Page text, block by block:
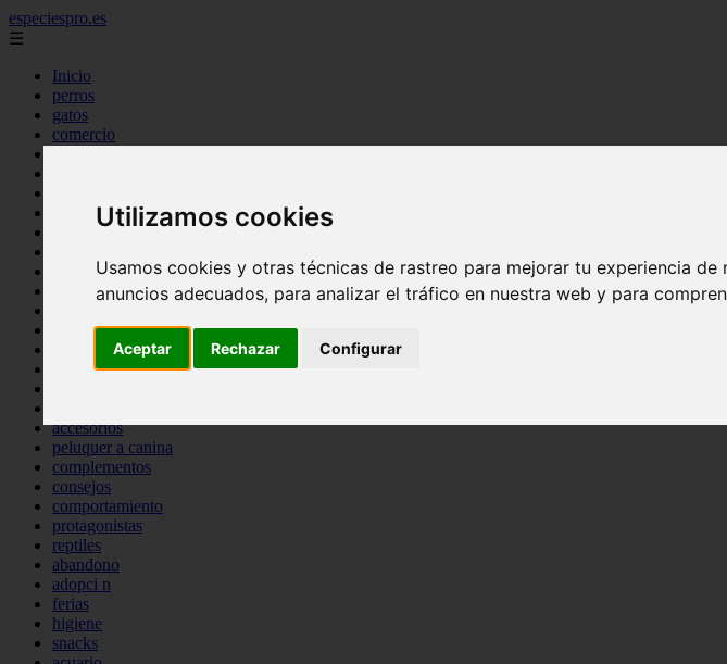
Utilizamos cookies
Usamos cookies y otras técnicas de rastreo para mejorar tu experiencia
anuncios adecuados, para analizar el tráfico en nuestra web y para
Aceptar Rechazar Configurar
especiespro.es
☰
Inicio
perros
gatos
comercio
tenencia responsable
mantenimiento
bienestar
peque os mam feros
verano
accesorios
peluquer a canina
complementos
consejos
comportamiento
protagonistas
reptiles
abandono
adopci n
ferias
higiene
snacks